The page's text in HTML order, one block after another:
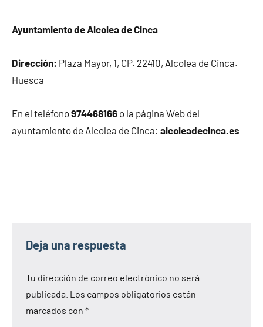
Ayuntamiento de Alcolea de Cinca
Dirección: Plaza Mayor, 1, CP. 22410, Alcolea de Cinca.
Huesca
En el teléfono974468166 o la página Web del
ayuntamiento de Alcolea de Cinca: alcoleadecinca.es
Deja una respuesta
Tu dirección de correo electrónico no será
publicada. Los campos obligatorios están
marcados con *